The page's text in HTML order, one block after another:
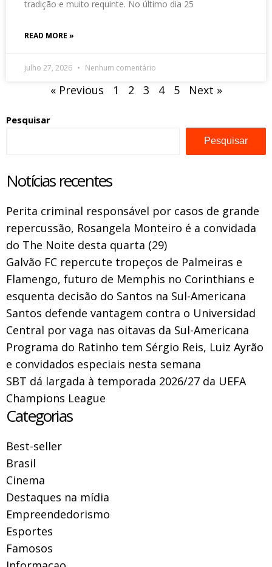
tradição e muito requinte. No último dia 25
READ MORE »
julho 27, 2026 Nenhum comentário
« Previous 1 2 3 4 5 Next »
Pesquisar
Pesquisar
Notícias recentes
Perita criminal responsável por casos de grande
repercussão, Rosangela Monteiro é a convidada
do The Noite desta quarta (29)
Galvão FC repercute tropeços de Palmeiras e
Flamengo, futuro de Memphis no Corinthians e
esquenta decisão do Santos na Sul-Americana
Santos defende vantagem contra o Universidad
Central por vaga nas oitavas da Sul-Americana
Programa do Ratinho tem Sérgio Reis, Luiz Ayrão
e convidados especiais nesta semana
SBT dá largada à temporada 2026/27 da UEFA
Champions League
Categorias
Best-seller
Brasil
Cinema
Destaques na mídia
Empreendedorismo
Esportes
Famosos